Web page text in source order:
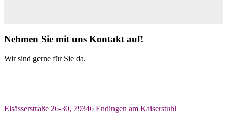
Nehmen Sie mit uns Kontakt auf!
Wir sind gerne für Sie da.
Elsässerstraße 26-30, 79346 Endingen am Kaiserstuhl